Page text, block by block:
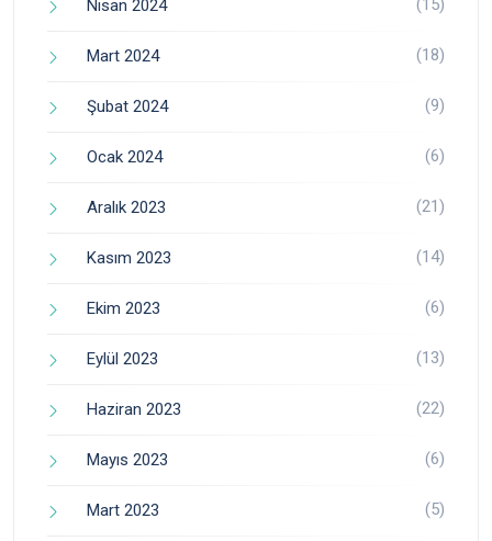
Nisan 2024 (15)
Mart 2024 (18)
Şubat 2024 (9)
Ocak 2024 (6)
Aralık 2023 (21)
Kasım 2023 (14)
Ekim 2023 (6)
Eylül 2023 (13)
Haziran 2023 (22)
Mayıs 2023 (6)
Mart 2023 (5)